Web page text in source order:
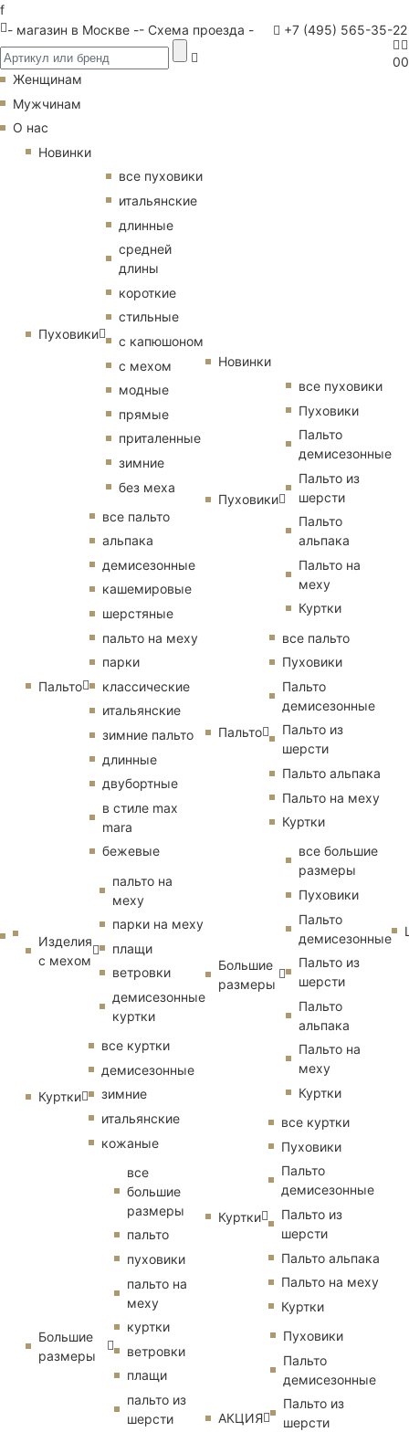
f
- магазин в Москве -- Схема проезда - +7 (495) 565-35-22
00
Женщинам
Мужчинам
О нас
Новинки
Пуховики
все пуховики
итальянские
длинные
средней
длины
короткие
стильные
с капюшоном
с мехом
модные
прямые
приталенные
зимние
без меха
Пальто
все пальто
альпака
демисезонные
кашемировые
шерстяные
пальто на меху
парки
классические
итальянские
зимние пальто
длинные
двубортные
в стиле max
mara
бежевые
Изделия
с мехом
пальто на
меху
парки на меху
плащи
ветровки
демисезонные
куртки
Куртки
все куртки
демисезонные
зимние
итальянские
кожаные
Большие
размеры
все
большие
размеры
пальто
пуховики
пальто на
меху
куртки
ветровки
плащи
пальто из
шерсти
Новинки
Пуховики
все пуховики
Пуховики
Пальто
демисезонные
Пальто из
шерсти
Пальто
альпака
Пальто на
меху
Куртки
Пальто
все пальто
Пуховики
Пальто
демисезонные
Пальто из
шерсти
Пальто альпака
Пальто на меху
Куртки
Большие
размеры
все большие
размеры
Пуховики
Пальто
демисезонные
Пальто из
шерсти
Пальто
альпака
Пальто на
меху
Куртки
Куртки
все куртки
Пуховики
Пальто
демисезонные
Пальто из
шерсти
Пальто альпака
Пальто на меху
Куртки
АКЦИЯ
Пуховики
Пальто
демисезонные
Пальто из
шерсти